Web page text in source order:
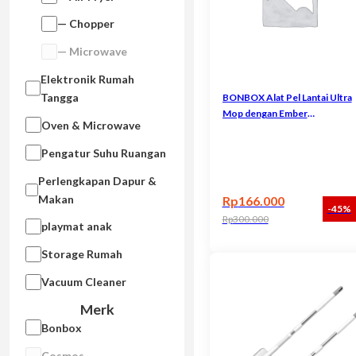
— Chopper
— Microwave
Elektronik Rumah
Tangga
Oven & Microwave
Pengatur Suhu Ruangan
Perlengkapan Dapur &
Makan
playmat anak
Storage Rumah
Vacuum Cleaner
Merk
Bonbox
BONBOX Alat Pel Lantai Ultra
Mop dengan Ember
Rp300.000
Rp166.000 -45%